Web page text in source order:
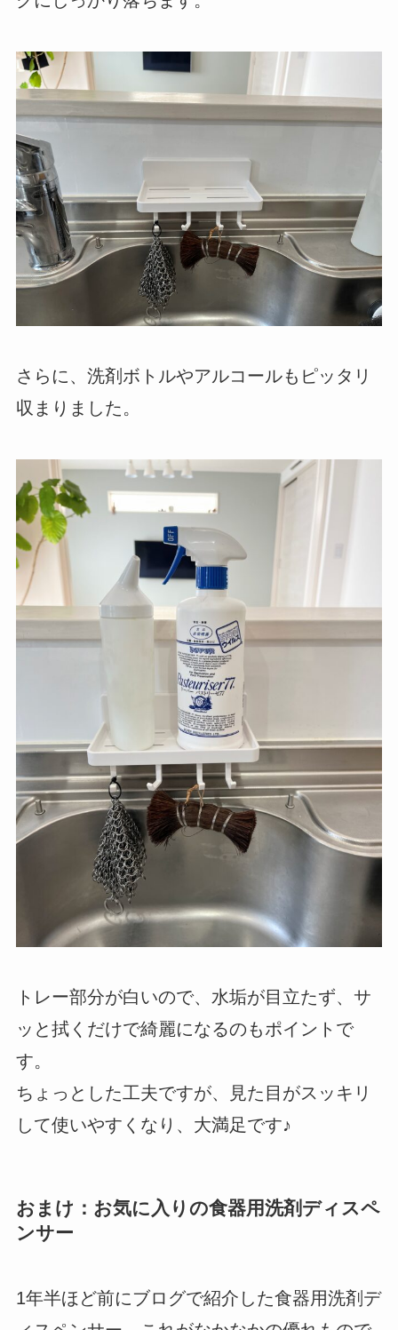
さらに、洗剤ボトルやアルコールもピッタリ
収まりました。
トレー部分が白いので、水垢が目立たず、サ
ッと拭くだけで綺麗になるのもポイントで
す。
ちょっとした工夫ですが、見た目がスッキリ
して使いやすくなり、大満足です♪
おまけ：お気に入りの食器用洗剤ディスペ
ンサー
1年半ほど前にブログで紹介した食器用洗剤デ